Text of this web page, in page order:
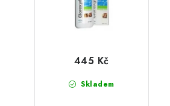
Skladem
445 Kč